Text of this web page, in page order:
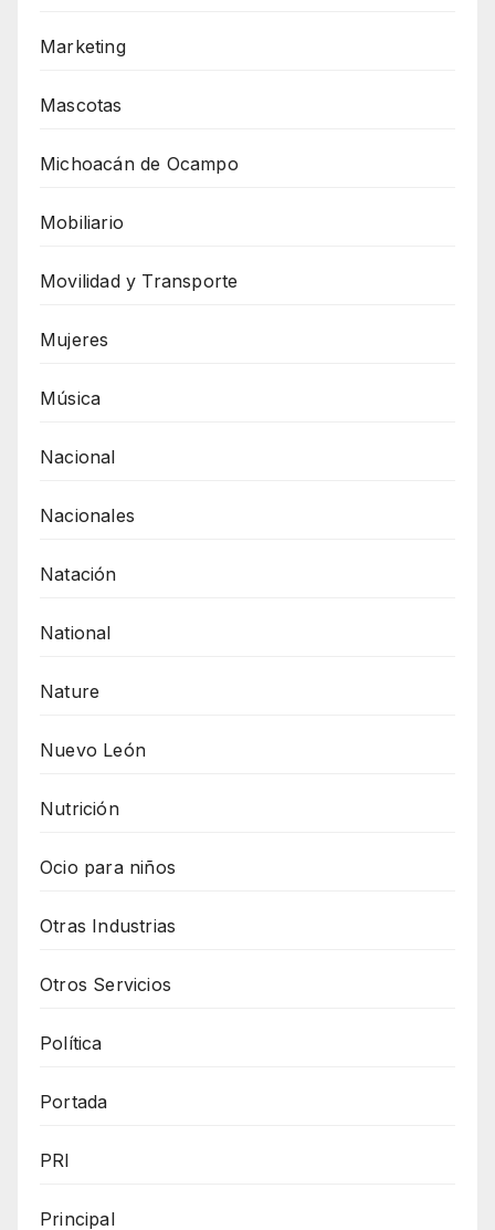
Marketing
Mascotas
Michoacán de Ocampo
Mobiliario
Movilidad y Transporte
Mujeres
Música
Nacional
Nacionales
Natación
National
Nature
Nuevo León
Nutrición
Ocio para niños
Otras Industrias
Otros Servicios
Política
Portada
PRI
Principal